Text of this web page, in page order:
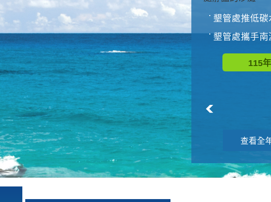
墾管處推低碳水上活動
墾管處攜手南瀛天文館
115
查看全